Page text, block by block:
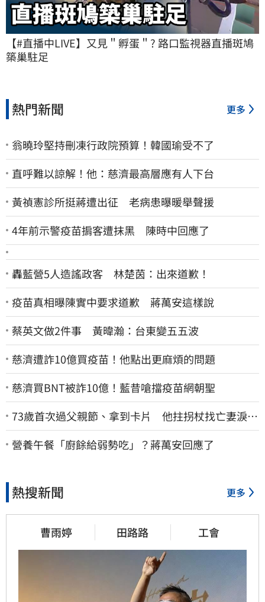
【#直播中LIVE】又見＂孵蛋＂? 路口監視器直播斑鳩
築巢駐足
熱門新聞 更多
翁曉玲堅持刪凍行政院預算！韓國瑜受不了
直呼難以諒解！他：慈濟最高層應有人下台
黃禎憲診所挺蔣遭出征 老病患曝暖舉聲援
4年前示警疫苗掮客遭抹黑 陳時中回應了
轟藍營5人造謠政客 林楚茵：出來道歉！
疫苗真相曝陳實中要求道歉 蔣萬安這樣說
蔡英文做2件事 黃暐瀚：台東變五五波
慈濟遭詐10億買疫苗！他點出更麻煩的問題
慈濟買BNT被詐10億！藍昔嗆擋疫苗網朝聖
73歲首次過父親節、拿到卡片 他拄拐杖找亡妻淚：
今天好多人來幫我慶祝
營養午餐「廚餘給弱勢吃」？蔣萬安回應了
熱搜新聞 更多
曹雨婷 田路路 工會